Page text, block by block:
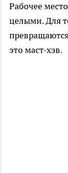
Рабочее
целыми. Для
это маст-хэв.